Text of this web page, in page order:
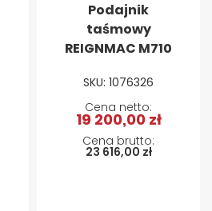
Podajnik
taśmowy
REIGNMAC M710
SKU: 1076326
23 616,00 zł
19 200,00 zł